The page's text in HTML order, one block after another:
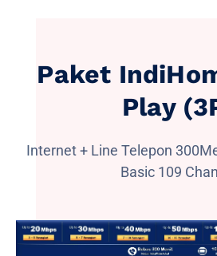
Paket
Play
Internet + Line Telepon
Basic 109